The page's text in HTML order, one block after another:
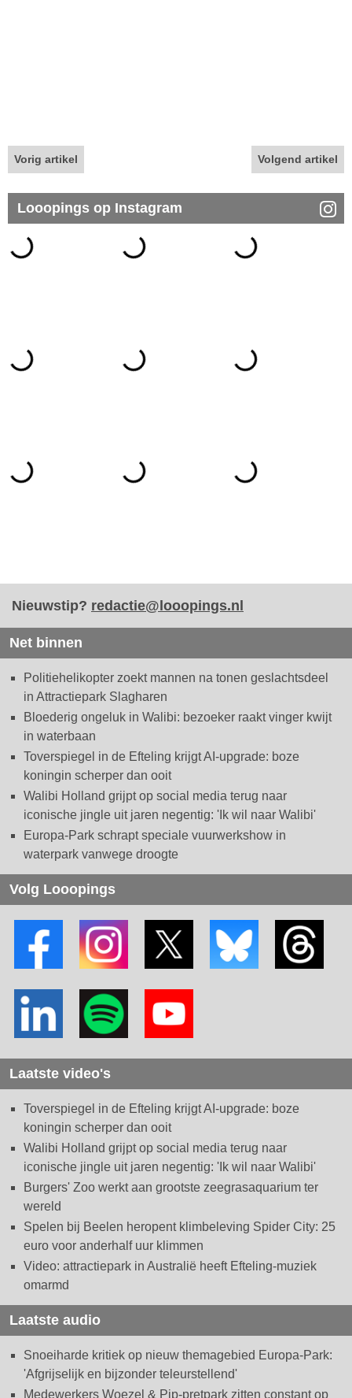
Vorig artikel Volgend artikel
Looopings op Instagram
Nieuwstip? redactie@looopings.nl
Net binnen
Politiehelikopter zoekt mannen na tonen geslachtsdeel
in Attractiepark Slagharen
Bloederig ongeluk in Walibi: bezoeker raakt vinger kwijt
in waterbaan
Toverspiegel in de Efteling krijgt AI-upgrade: boze
koningin scherper dan ooit
Walibi Holland grijpt op social media terug naar
iconische jingle uit jaren negentig: 'Ik wil naar Walibi'
Europa-Park schrapt speciale vuurwerkshow in
waterpark vanwege droogte
Volg Looopings
Laatste video's
Toverspiegel in de Efteling krijgt AI-upgrade: boze
koningin scherper dan ooit
Walibi Holland grijpt op social media terug naar
iconische jingle uit jaren negentig: 'Ik wil naar Walibi'
Burgers' Zoo werkt aan grootste zeegrasaquarium ter
wereld
Spelen bij Beelen heropent klimbeleving Spider City: 25
euro voor anderhalf uur klimmen
Video: attractiepark in Australië heeft Efteling-muziek
omarmd
Laatste audio
Snoeiharde kritiek op nieuw themagebied Europa-Park:
'Afgrijselijk en bijzonder teleurstellend'
Medewerkers Woezel & Pip-pretpark zitten constant op